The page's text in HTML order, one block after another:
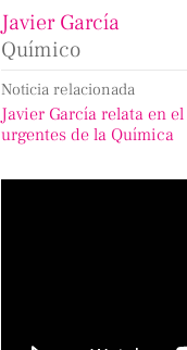
Javier García
Químico
Noticia relacionada
Javier García relata en
urgentes de la Química